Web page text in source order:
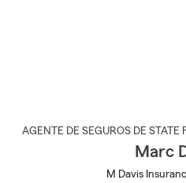
AGENTE DE SEGUROS DE STATE
Marc
M Davis